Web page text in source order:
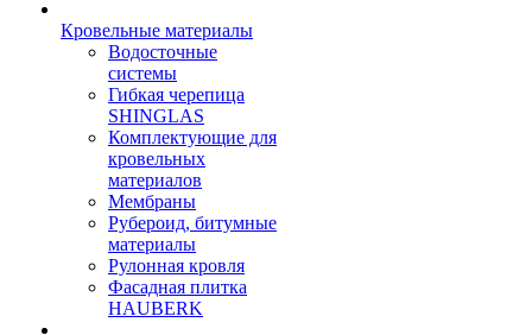
Кровельные материалы
Водосточные
системы
Гибкая черепица
SHINGLAS
Комплектующие для
кровельных
материалов
Мембраны
Рубероид, битумные
материалы
Рулонная кровля
Фасадная плитка
HAUBERK